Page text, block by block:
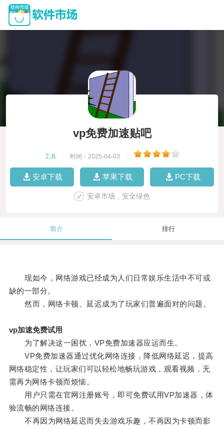
vp免费加速贴吧
工具 时间：2025-04-03
安卓下载 苹果下载 PC下载
安卓市场，安全绿色
简介 排行
现如今，网络游戏已经成为人们日常娱乐生活中不可或
缺的一部分。
然而，网络卡顿、延迟成为了玩家们普遍面对的问题。
vp加速免费试用
为了解决这一困扰，VP免费加速器应运而生。
VP免费加速器通过优化网络连接，降低网络延迟，提高
网络稳定性，让玩家们可以轻松地畅玩游戏，观看视频，无
需再为网络卡顿而烦恼。
用户只需在官网注册账号，即可免费试用VP加速器，体
验流畅的网络连接。
不再因为网络延迟而失去游戏乐趣，不再因为卡顿而影